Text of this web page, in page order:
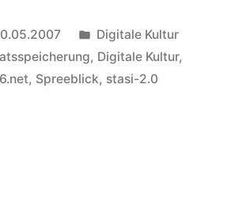
Veröffentlicht
in
Digitale Kultur
, Digitale Kultur,
, Spreeblick, stasi-2.0